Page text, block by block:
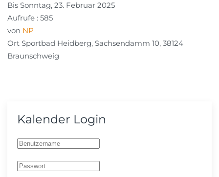
Bis Sonntag, 23. Februar 2025
Aufrufe : 585
von NP
Ort Sportbad Heidberg, Sachsendamm 10, 38124
Braunschweig
Kalender Login